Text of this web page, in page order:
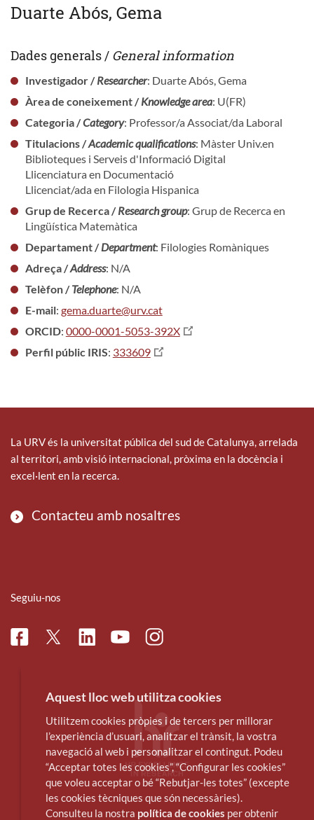
Duarte Abós, Gema
Dades generals / General information
Investigador /Researcher: Duarte Abós, Gema
Àrea de coneixement /Knowledge area: U(FR)
Categoria /Category: Professor/a Associat/da Laboral
Titulacions /Academic qualifications: Màster Univ.en
Biblioteques i Serveis d'Informació Digital
Llicenciatura en Documentació
Llicenciat/ada en Filologia Hispanica
Grup de Recerca /Research group: Grup de Recerca en
Lingüística Matemàtica
Departament /Department: Filologies Romàniques
Adreça /Address: N/A
Telèfon /Telephone: N/A
E-mail: gema.duarte@urv.cat
ORCID: 0000-0001-5053-392X
Perfil públic IRIS: 333609
La URV és la universitat pública del sud de Catalunya, arrelada
al territori, amb visió internacional, pròxima en la docència i
excel·lent en la recerca.
Contacteu amb nosaltres
Seguiu-nos
FacebookTwitterLinkedinYoutubeInstagram
Aquest lloc web utilitza cookies
Utilitzem cookies pròpies i de tercers per millorar
l’experiència d’usuari, analitzar el trànsit, la vostra
navegació al web i personalitzar el contingut. Podeu
“Acceptar totes les cookies”, “Configurar les cookies”
que voleu acceptar o bé “Rebutjar-les totes” (excepte
les cookies tècniques que són necessàries).
Consulteu la nostra política de cookies per obtenir